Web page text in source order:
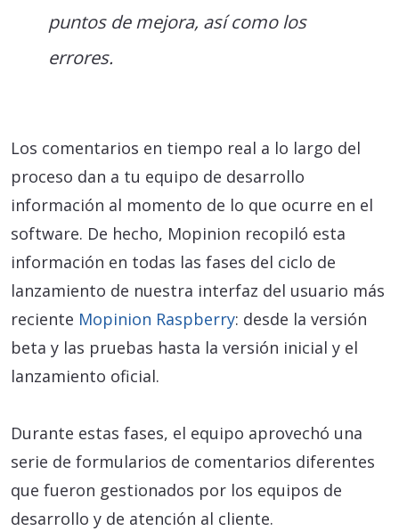
puntos de mejora, así como los
errores.
Los comentarios en tiempo real a lo largo del
proceso dan a tu equipo de desarrollo
información al momento de lo que ocurre en el
software. De hecho, Mopinion recopiló esta
información en todas las fases del ciclo de
lanzamiento de nuestra interfaz del usuario más
reciente Mopinion Raspberry: desde la versión
beta y las pruebas hasta la versión inicial y el
lanzamiento oficial.
Durante estas fases, el equipo aprovechó una
serie de formularios de comentarios diferentes
que fueron gestionados por los equipos de
desarrollo y de atención al cliente.